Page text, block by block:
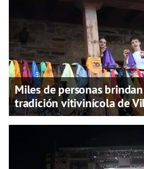
Miles de personas
tradición vitivinícola de